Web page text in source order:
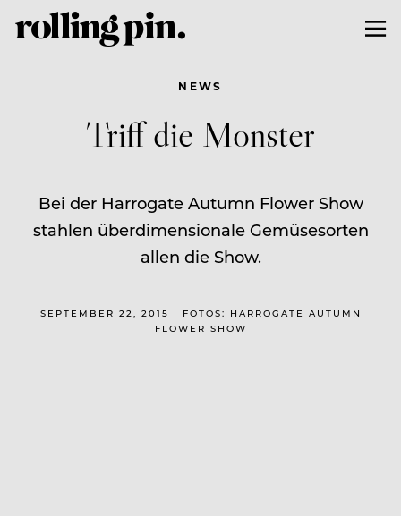
NEWS
Triff die Monster
Bei der Harrogate Autumn Flower Show
stahlen überdimensionale Gemüsesorten
allen die Show.
SEPTEMBER 22, 2015 | FOTOS: HARROGATE AUTUMN
FLOWER SHOW